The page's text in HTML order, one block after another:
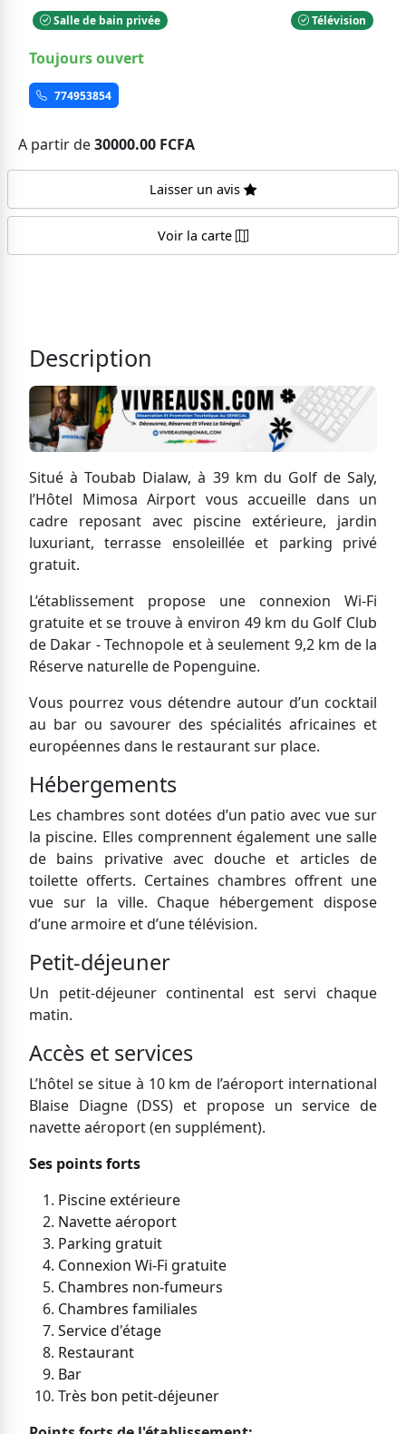
Salle de bain privée
Télévision
Toujours ouvert
774953854
A partir de30000.00 FCFA
Laisser un avis
Voir la carte
Description
Situé à Toubab Dialaw, à 39 km du Golf de Saly,
l’Hôtel Mimosa Airport vous accueille dans un
cadre reposant avec piscine extérieure, jardin
luxuriant, terrasse ensoleillée et parking privé
gratuit.
L’établissement propose une connexion Wi-Fi
gratuite et se trouve à environ 49 km du Golf Club
de Dakar - Technopole et à seulement 9,2 km de la
Réserve naturelle de Popenguine.
Vous pourrez vous détendre autour d’un cocktail
au bar ou savourer des spécialités africaines et
européennes dans le restaurant sur place.
Hébergements
Les chambres sont dotées d’un patio avec vue sur
la piscine. Elles comprennent également une salle
de bains privative avec douche et articles de
toilette offerts. Certaines chambres offrent une
vue sur la ville. Chaque hébergement dispose
d’une armoire et d’une télévision.
Petit-déjeuner
Un petit-déjeuner continental est servi chaque
matin.
Accès et services
L’hôtel se situe à 10 km de l’aéroport international
Blaise Diagne (DSS) et propose un service de
navette aéroport (en supplément).
Ses points forts
Piscine extérieure
Navette aéroport
Parking gratuit
Connexion Wi-Fi gratuite
Chambres non-fumeurs
Chambres familiales
Service d'étage
Restaurant
Bar
Très bon petit-déjeuner